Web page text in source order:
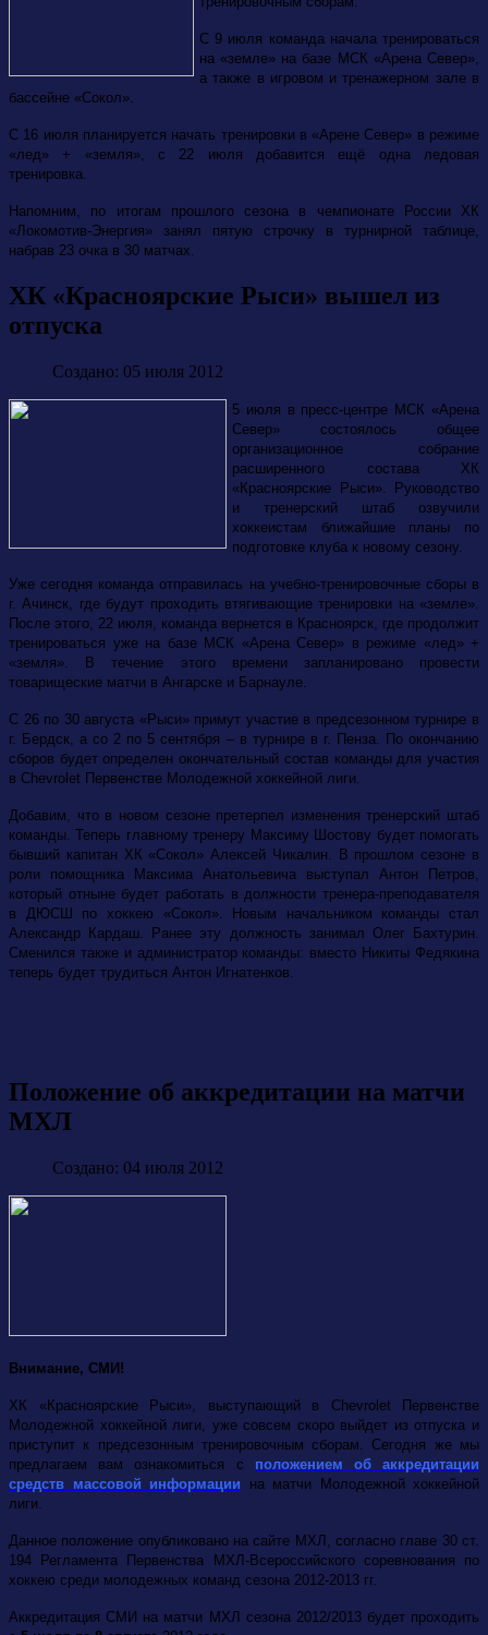
С 9 июля команда начала тренироваться
на «земле» на базе МСК «Арена Север»,
а также в игровом и тренажерном зале в
бассейне «Сокол».
С 16 июля планируется начать тренировки в «Арене Север» в режиме
«лед» + «земля», с 22 июля добавится ещё одна ледовая
тренировка.
Напомним, по итогам прошлого сезона в чемпионате России ХК
«Локомотив-Энергия» занял пятую строчку в турнирной таблице,
набрав 23 очка в 30 матчах.
ХК «Красноярские Рыси» вышел из
отпуска
Создано: 05 июля 2012
5 июля в пресс-центре МСК «Арена
Север» состоялось общее
организационное собрание
расширенного состава ХК
«Красноярские Рыси». Руководство
и тренерский штаб озвучили
хоккеистам ближайшие планы по
подготовке клуба к новому сезону.
Уже сегодня команда отправилась на учебно-тренировочные сборы в
г. Ачинск, где будут проходить втягивающие тренировки на «земле».
После этого, 22 июля, команда вернется в Красноярск, где продолжит
тренироваться уже на базе МСК «Арена Север» в режиме «лед» +
«земля». В течение этого времени запланировано провести
товарищеские матчи в Ангарске и Барнауле.
С 26 по 30 августа «Рыси» примут участие в предсезонном турнире в
г. Бердск, а со 2 по 5 сентября – в турнире в г. Пенза. По окончанию
сборов будет определен окончательный состав команды для участия
в Chevrolet Первенстве Молодежной хоккейной лиги.
Добавим, что в новом сезоне претерпел изменения тренерский штаб
команды. Теперь главному тренеру Максиму Шостову будет помогать
бывший капитан ХК «Сокол» Алексей Чикалин. В прошлом сезоне в
роли помощника Максима Анатольевича выступал Антон Петров,
который отныне будет работать в должности тренера-преподавателя
в ДЮСШ по хоккею «Сокол». Новым начальником команды стал
Александр Кардаш. Ранее эту должность занимал Олег Бахтурин.
Сменился также и администратор команды: вместо Никиты Федякина
теперь будет трудиться Антон Игнатенков.
Положение об аккредитации на матчи
МХЛ
Создано: 04 июля 2012
Внимание, СМИ!
ХК «Красноярские Рыси», выступающий в Chevrolet
Первенстве
Молодежной хоккейной лиги, уже совсем скоро выйдет из отпуска и
приступит к предсезонным тренировочным сборам. Сегодня же мы
предлагаем вам ознакомиться с положением об аккредитации
средств массовой информации на матчи Молодежной хоккейной
лиги.
Данное положение опубликовано на сайте МХЛ, согласно главе 30 ст.
194 Регламента Первенства МХЛ-Всероссийского соревнования по
хоккею среди молодежных команд сезона 2012-2013 гг.
Аккредитация СМИ на матчи МХЛ сезона 2012/2013 будет проходить